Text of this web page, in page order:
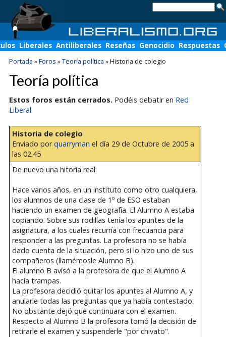
Liberales Antiliberales Reseñas Genocidio Respuestas
Portada »Foros »Teoría política »Historia de colegio
Teoría política
Estos foros están cerrados. Podéis debatir en Red
Liberal.
Historia de colegio
Enviado porquarryman el día 29 de Octubre de 2005 a
las 02:45
De nuevo una hitoria real:
Hace varios años, en un instituto como otro cualquiera,
los alumnos de una clase de 1º de ESO estaban
haciendo un examen de geografía. El Alumno A estaba
copiando. Sobre sus rodillas tenía los apuntes de la
asignatura, a los cuales recurría con frecuancia para
responder a las preguntas. La profesora no se había
dado cuenta de la situación, pero si lo hizo uno de sus
compañeros (llamémosle Alumno B).
El alumno B avisó a la profesora de que el Alumno A
hacía trampas.
La profesora decidió quitar los apuntes al Alumno A, y
anularle todas las preguntas que ya había contestado.
No obstante dejó que continuara con el examen.
Respecto al Alumno B la profesora tomó la decisión de
retirarle el examen y suspenderle "por chivato".